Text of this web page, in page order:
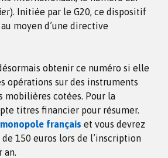
). Initiée par le G20, ce dispositif
moyen d’une directive
obtenir ce numéro si elle
opérations sur des instruments
mobilières cotées. Pour la
titres financier pour résumer.
monopole français et vous devrez
150 euros lors de l’inscription
an.